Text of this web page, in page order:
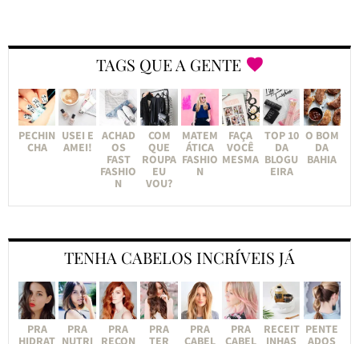
TAGS QUE A GENTE
PECHIN
CHA
USEI E
AMEI!
ACHAD
OS
FAST
FASHIO
N
COM
QUE
ROUPA
EU
VOU?
MATEM
ÁTICA
FASHIO
N
FAÇA
VOCÊ
MESMA
TOP 10
DA
BLOGU
EIRA
O BOM
DA
BAHIA
TENHA CABELOS INCRÍVEIS JÁ
PRA
HIDRAT
PRA
NUTRI
PRA
RECON
PRA
TER
PRA
CABEL
PRA
CABEL
RECEIT
INHAS
PENTE
ADOS